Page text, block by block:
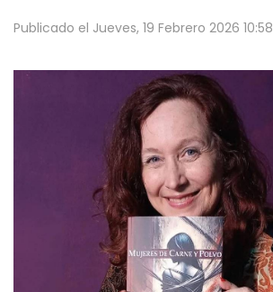
Publicado el Jueves, 19 Febrero 2026 10:58